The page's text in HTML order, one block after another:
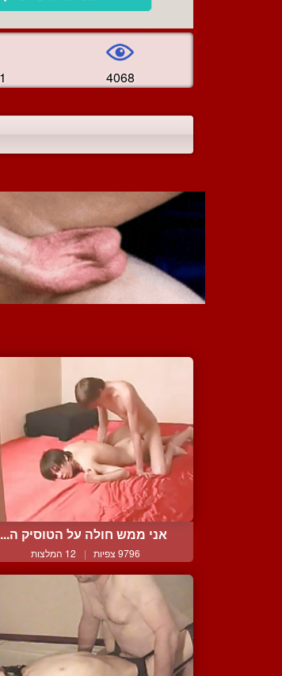
4068
אני ממש חולה על הטוסיק ה...
9796 צפיות | 12 המלצות